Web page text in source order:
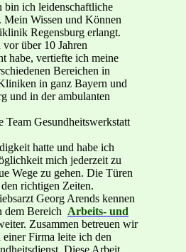
bin ich leidenschaftliche
Mein Wissen und Können
Regensburg erlangt.
über 10 Jahren
habe, vertiefte ich meine
Bereichen in
in ganz Bayern und
und in der ambulanten
hatte und habe ich
mich jederzeit zu
Wege zu gehen. Die Türen
richtigen Zeiten.
Georg Arends kennen
dem Bereich Arbeits- und
Zusammen betreuen wir
Firma leite ich den